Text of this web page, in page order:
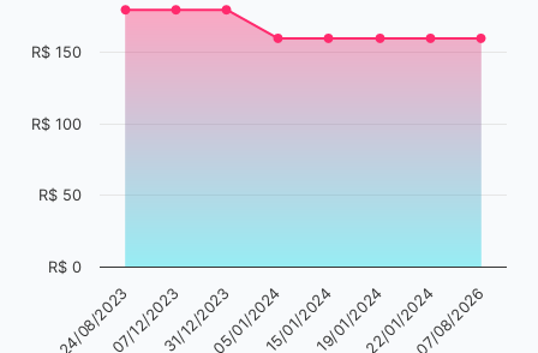
24/08/202307/12/202331/12/202305/01/202415/01/202419/01/202422/01/202407/08/2026
R$ 0
R$ 50
R$ 100
R$ 150